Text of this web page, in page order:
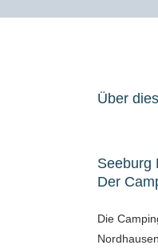
Über
Seeburg
Der
Die